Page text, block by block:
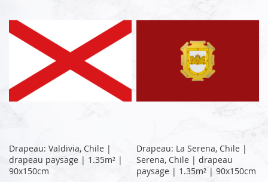
Drapeau: Valdivia, Chile |
drapeau paysage | 1.35m² |
90x150cm
Drapeau: La Serena, Chile |
Serena, Chile | drapeau
paysage | 1.35m² | 90x150cm